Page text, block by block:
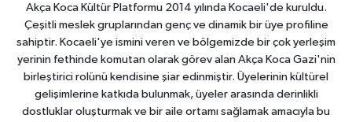
Akça Koca Kültür Platformu 2014 yılında Kocaeli'de kuruldu.
Çeşitli meslek gruplarından genç ve dinamik bir üye profiline
sahiptir. Kocaeli'ye ismini veren ve bölgemizde bir çok yerleşim
yerinin fethinde komutan olarak görev alan Akça Koca Gazi'nin
birleştirici rolünü kendisine şiar edinmiştir. Üyelerinin kültürel
gelişimlerine katkıda bulunmak, üyeler arasında derinlikli
dostluklar oluşturmak ve bir aile ortamı sağlamak amacıyla bu